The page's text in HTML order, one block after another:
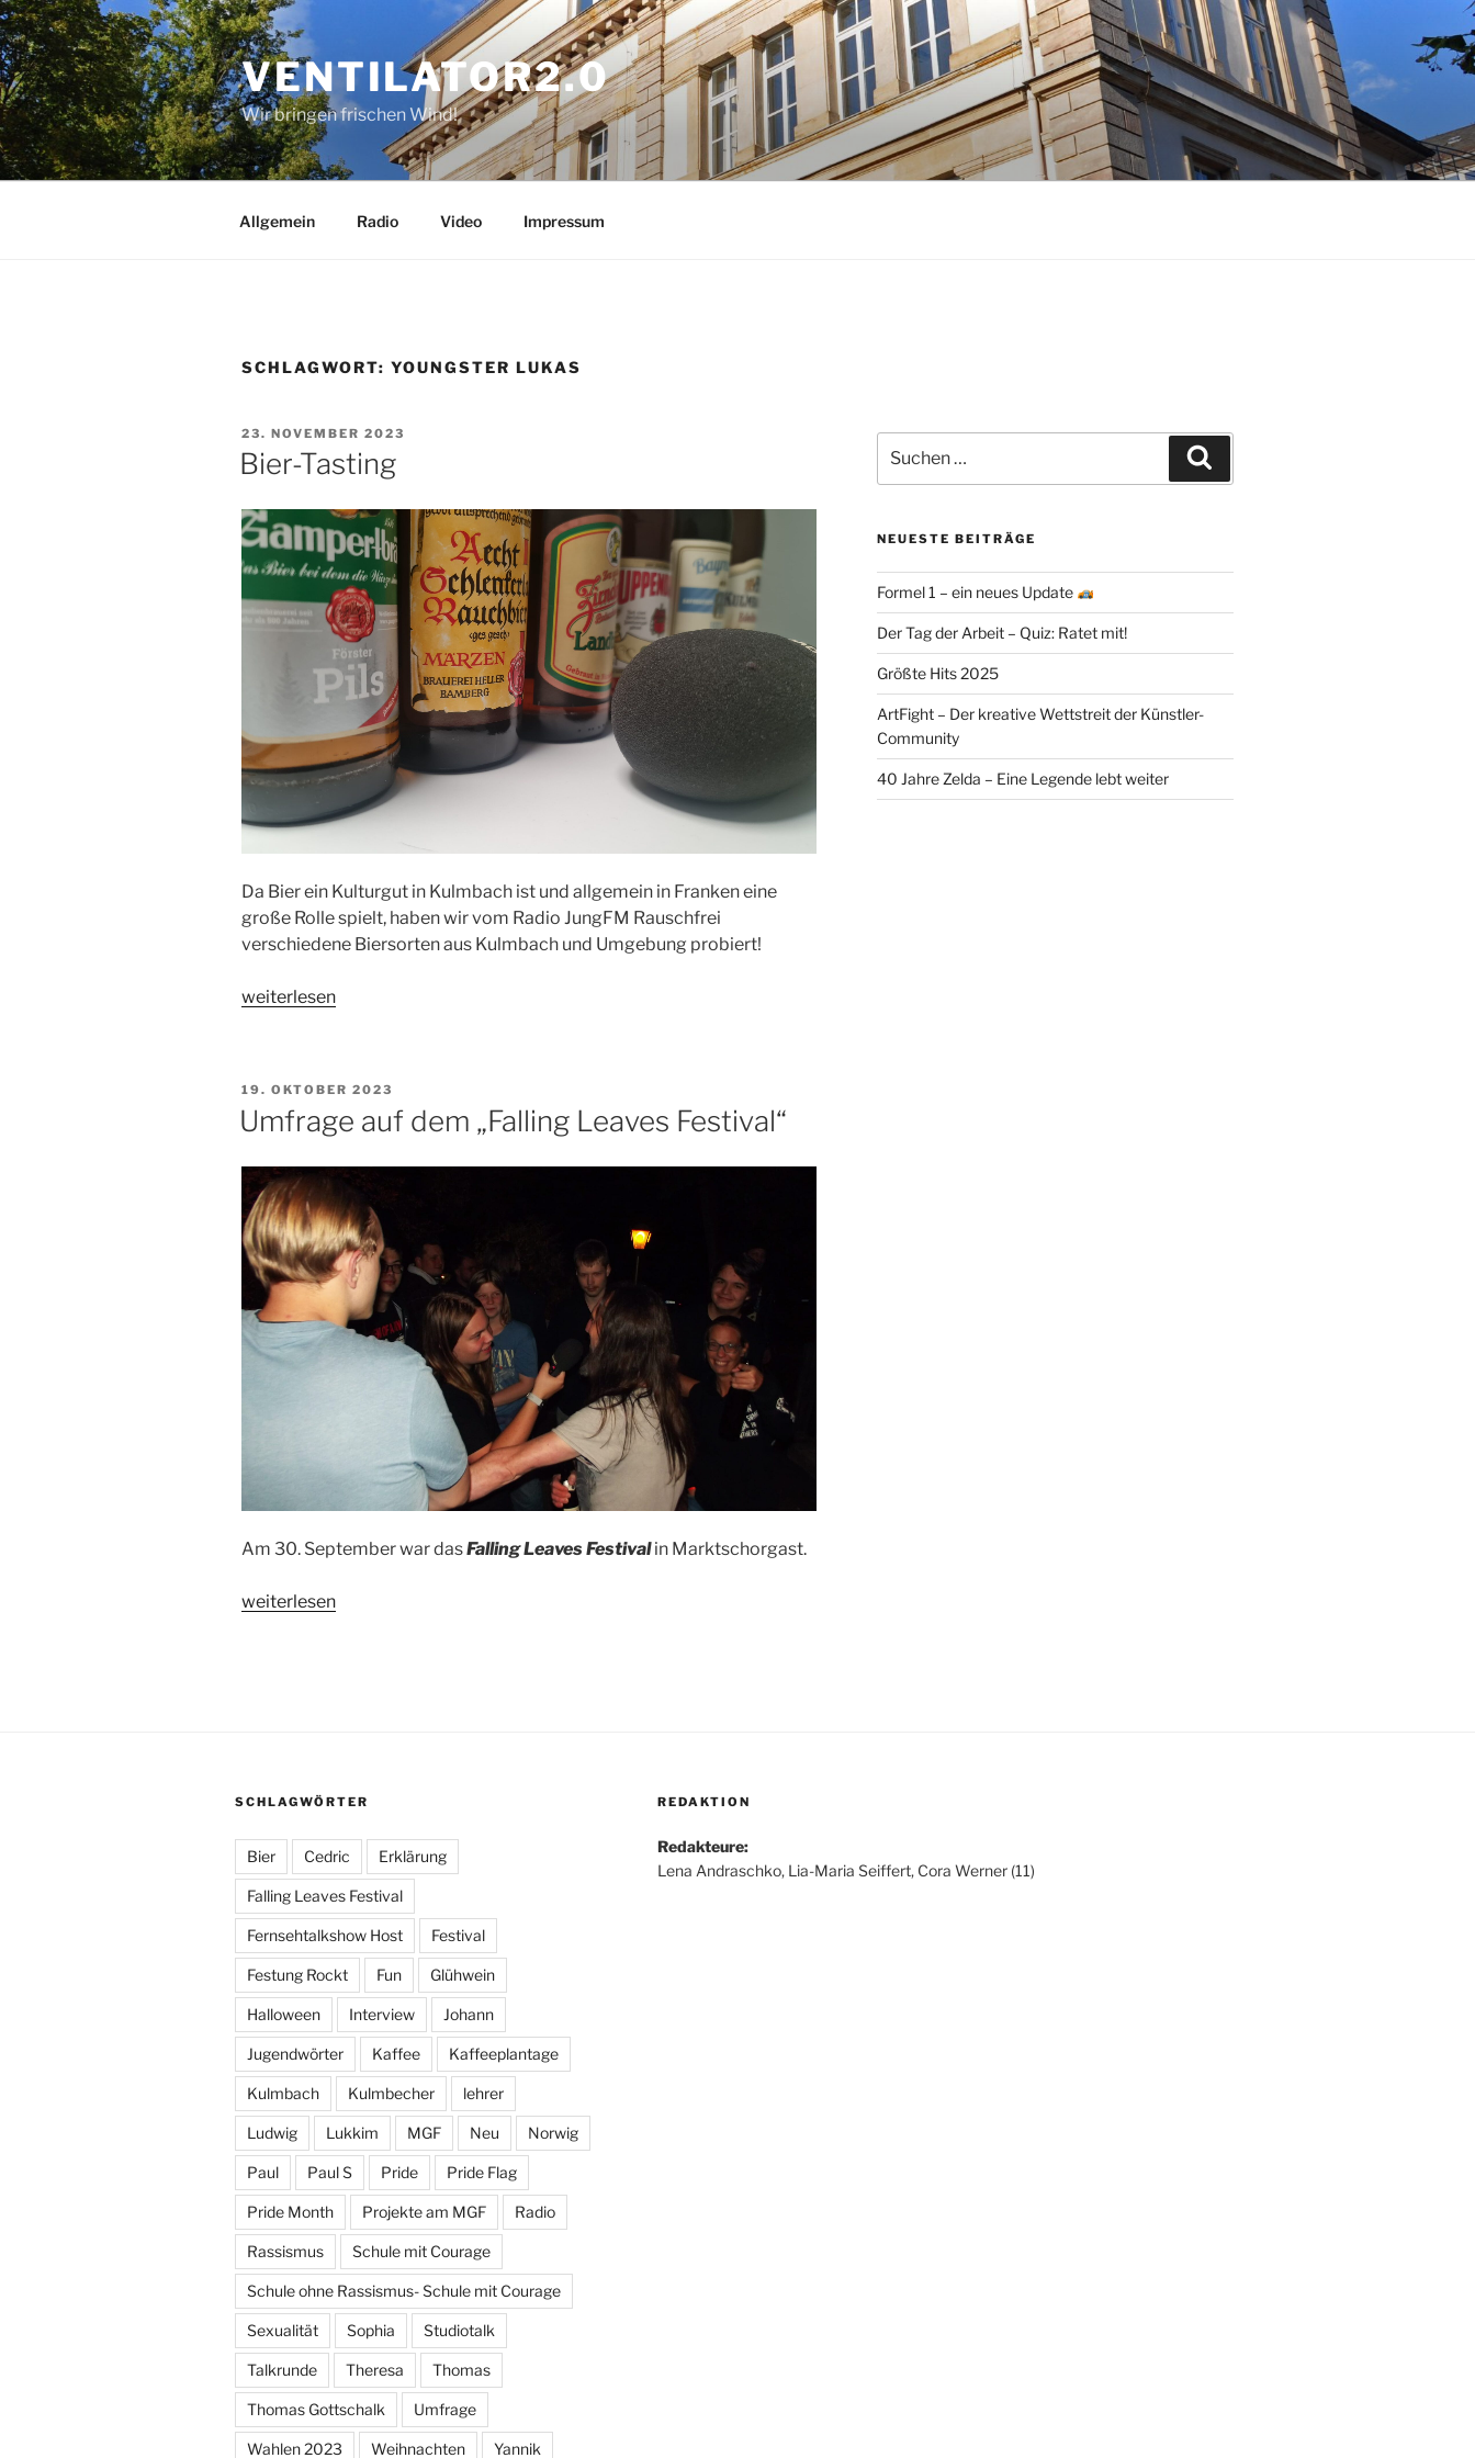
Zum
Inhalt
springen
VENTILATOR2.0
Wir bringen frischen Wind!
Allgemein Radio Video Impressum
SCHLAGWORT: YOUNGSTER LUKAS
VERÖFFENTLICHT
AM
23. NOVEMBER 2023
Bier-Tasting
Da Bier ein Kulturgut in Kulmbach ist und allgemein in Franken eine
große Rolle spielt, haben wir vom Radio JungFM Rauschfrei
verschiedene Biersorten aus Kulmbach und Umgebung probiert!
„Bier-
weiterlesen
VERÖFFENTLICHT
AM
19. OKTOBER 2023
Umfrage auf dem „Falling Leaves Festival“
Am 30. September war dasFalling Leaves Festivalin Marktschorgast.
„Umfrage
weiterlesen
nach:
NEUESTE BEITRÄGE
Formel 1 – ein neues Update
Der Tag der Arbeit – Quiz: Ratet mit!
Größte Hits 2025
ArtFight – Der kreative Wettstreit der Künstler-
Community
40 Jahre Zelda – Eine Legende lebt weiter
SCHLAGWÖRTER
Bier Cedric Erklärung
Falling Leaves Festival
Fernsehtalkshow Host Festival
Festung Rockt Fun Glühwein
Halloween Interview Johann
Jugendwörter Kaffee Kaffeeplantage
Kulmbach Kulmbecher lehrer
Ludwig Lukkim MGF Neu Norwig
Paul Paul S Pride Pride Flag
Pride Month Projekte am MGF Radio
Rassismus Schule mit Courage
Schule ohne Rassismus- Schule mit Courage
Sexualität Sophia Studiotalk
Talkrunde Theresa Thomas
Thomas Gottschalk Umfrage
Wahlen 2023 Weihnachten Yannik
REDAKTION
Redakteure:
Lena Andraschko, Lia-Maria Seiffert, Cora Werner (11)